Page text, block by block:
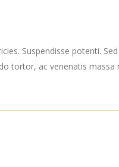
Suspendisse potenti.
tortor, ac venenatis massa